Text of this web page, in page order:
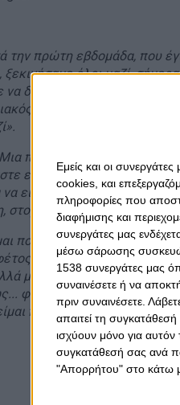
Εμείς και οι
cookies, και
πληροφορίες που
διαφήμισης και
συνεργάτες μας
μέσω σάρωσης
1538 συνεργάτες μας
συναινέσετε ή να
πριν συναινέσετε.
απαιτεί τη
ισχύουν μόνο για αυτόν
συγκατάθεσή σας ανά
"Απορρήτου" στο κάτω
την πρώτη εβδομάδα, που
όλοι μαζί,
να δουλεύουμε όλοι μαζί για
Είμαι πολύ χαρούμενος
πολύ σημαντική σεζόν
ενθουσιασμένοι που
είμαστε όσο πιο
στοχεύουμε να πετύχουμε
πολύ ενθουσιασμένος που
ανυπομονούσα να
ματς αντίπαλος του
φιλοξενούμενος. Και
παίκτης του Ολυμπιακού».